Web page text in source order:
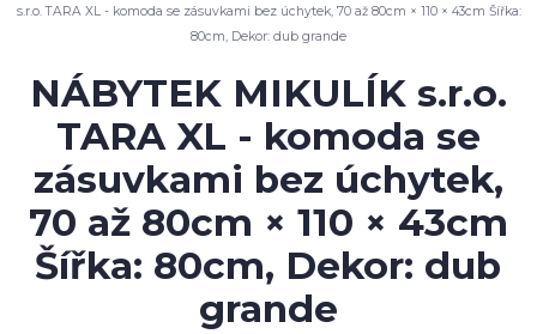
s.r.o. TARA XL - komoda se zásuvkami bez úchytek, 70 až 80cm × 110 × 43cm Šířka:
80cm, Dekor: dub grande
NÁBYTEK MIKULÍK s.r.o.
TARA XL - komoda se
zásuvkami bez úchytek,
70 až 80cm × 110 × 43cm
Šířka: 80cm, Dekor: dub
grande